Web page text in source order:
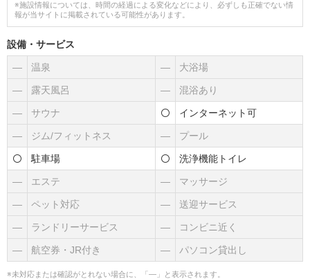
※施設情報については、時間の経過による変化などにより、必ずしも正確でない情
報が当サイトに掲載されている可能性があります。
設備・サービス
― 温泉 ― 大浴場
― 露天風呂 ― 混浴あり
― サウナ インターネット可
― ジム/フィットネス ― プール
駐車場 洗浄機能トイレ
― エステ ― マッサージ
― ペット対応 ― 送迎サービス
― ランドリーサービス ― コンビニ近く
― 航空券・JR付き ― パソコン貸出し
※未対応または確認がとれない場合に、「―」と表示されます。